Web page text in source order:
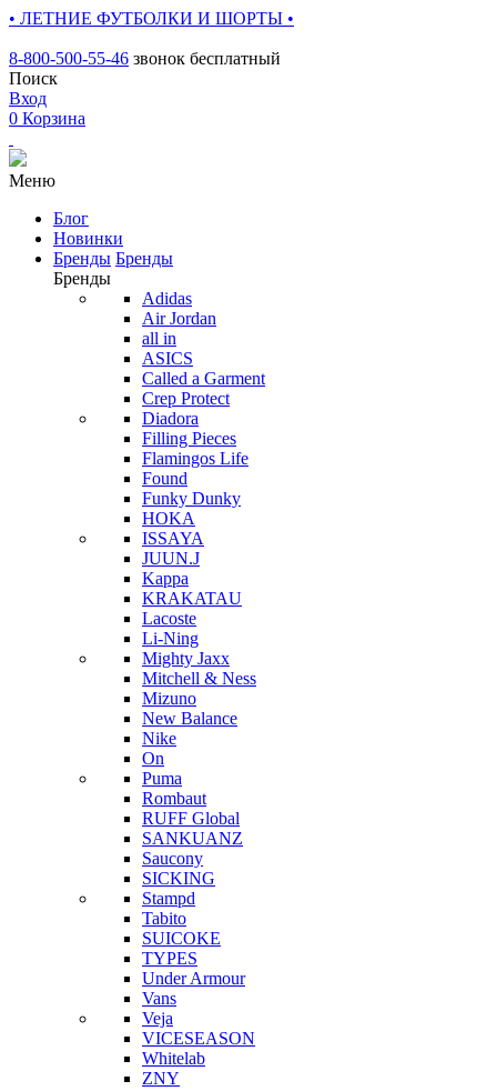
• ЛЕТНИЕ ФУТБОЛКИ И ШОРТЫ •
8-800-500-55-46 звонок бесплатный
Поиск
Вход
0 Корзина
Меню
Блог
Новинки
Бренды Бренды
Бренды
Adidas
Air Jordan
all in
ASICS
Called a Garment
Crep Protect
Diadora
Filling Pieces
Flamingos Life
Found
Funky Dunky
HOKA
ISSAYA
JUUN.J
Kappa
KRAKATAU
Lacoste
Li-Ning
Mighty Jaxx
Mitchell & Ness
Mizuno
New Balance
Nike
On
Puma
Rombaut
RUFF Global
SANKUANZ
Saucony
SICKING
Stampd
Tabito
SUICOKE
TYPES
Under Armour
Vans
Veja
VICESEASON
Whitelab
ZNY